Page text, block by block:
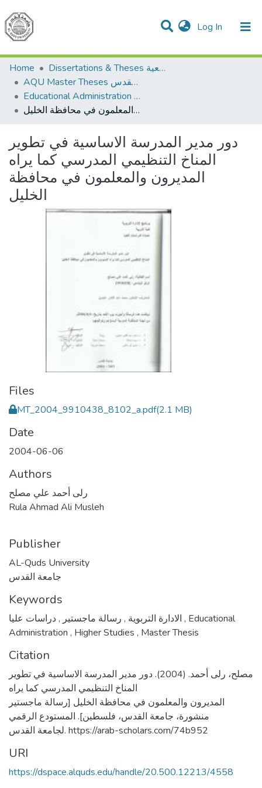
Log In (current)
Communities & Collections
All of DSpace
Home
Dissertations & Theses الرسائل الجامعية
AQU Master Theses الرسائل الجامعية الخاصة بجامعة القدس
Educational Administration الادارة التربوية
دور مدير المدرسة الاساسية في تطوير المناخ التنظيمي المدرسي كما يراه المديرون والمعلمون في محافظة الخليل
دور مدير المدرسة الاساسية في تطوير
المناخ التنظيمي المدرسي كما يراه
المديرون والمعلمون في محافظة
الخليل
Files
MT_2004_9910438_8102_a.pdf(2.1 MB)
Date
2004-06-06
Authors
رلى أحمد علي مصلح
Rula Ahmad Ali Musleh
Publisher
AL-Quds University
جامعة القدس
Keywords
الادارة التربوية , رسالة ماجستير , , Educational
Administration , Higher Studies , Master Thesis
Citation
مصلح، رلى أحمد. (2004). دور مدير المدرسة الاساسية في تطوير
المناخ التنظيمي المدرسي كما يراه
المديرون والمعلمون في محافظة الخليل [رسالة ماجستير
منشورة، جامعة القدس، فلسطين]. المستودع الرقمي
لجامعة القدس. https://arab-scholars.com/74b952
URI
https://dspace.alquds.edu/handle/20.500.12213/4558